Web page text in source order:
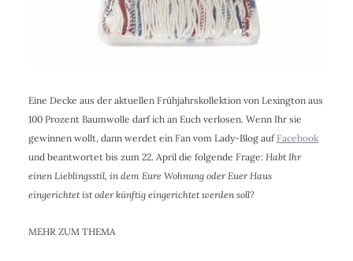
Eine Decke aus der aktuellen Frühjahrskollektion von Lexington aus
100 Prozent Baumwolle darf ich an Euch verlosen. Wenn Ihr sie
gewinnen wollt, dann werdet ein Fan vom Lady-Blog auf Facebook
und beantwortet bis zum 22. April die folgende Frage: Habt Ihr
einen Lieblingsstil, in dem Eure Wohnung oder Euer Haus
eingerichtet ist oder künftig eingerichtet werden soll?
MEHR ZUM THEMA